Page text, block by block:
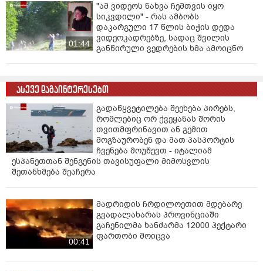
01:44
"ამ ვიდეოს ნახვა ჩემთვის იყო
სიკვდილი" - რას ამბობს
დაკარგული 17 წლის ბიჭის დედა
ვიდეოკადრებზე, სადაც შვილის
განწირული ვედრების ხმა ამოიცნო
ასევე დაგაინტერესებთ
გადაწყვეტილება შეეხება პირებს,
რომლებიც ორ ქვეყანას შორის
თვითმფრინავით ან გემით
მოგზაურობენ და მათ პასპორტის
ჩვენება მოუწევთ - იტალიამ
ესპანეთთან შენგენის თავისუფალი მიმოსვლის
შეთანხმება შეაჩერა
00:41
მადრიდის ჩრდილოეთით მდებარე
გვადალახარას პროვინციაში
გაჩენილმა ხანძარმა 12000 ჰექტარი
ფართობი მოიცვა